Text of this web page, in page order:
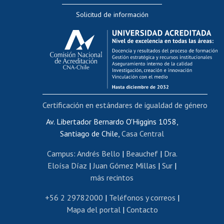
Evaluación docente
Calificación académica
Postulación al AUCAI
Funcionarias/os
Cursos internos de capacitación
Bienestar del personal
Portal de movilidad interna
Certificado de renta
Certificado de renta honorarios
Editar páginas blancas
Extranjeras/os
Revalidación y reconocimiento de títulos
Postulación al Programa de Movilidad Estudiantil
Solicitud de información
Av. Libertador Bernardo O'Higgins 1058,
Santiago de Chile, Casa Central
Campus: Andrés Bello | Beauchef| Dra.
Eloísa Díaz |Juan Gómez Millas | Sur |
más recintos
+56 2 29782000 | Teléfonos y correos |
Mapa del portal| Contacto
Certificación en estándares de igualdad de género